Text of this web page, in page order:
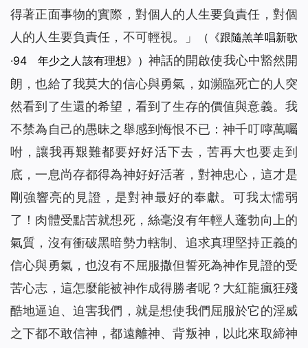
得著正面事物的實際，對個人的人生要負責任，對個
人的人生要負責任，不可輕視。
」
（《跟隨羔羊唱新歌
·94 年少之人該有理想》）神話的開啟使我心中豁然開
朗，也給了我莫大的信心與勇氣，如瀕臨死亡的人突
然看到了生還的希望，看到了生存的價值與意義。我
不禁為自己的愚昧之舉感到悔恨不已：神千叮嚀萬囑
咐，讓我再艱難都要好好活下去，苦再大也要走到
底，一息尚存都得為神好好活著，對神忠心，這才是
剛強響亮的見證，是對神最好的奉獻。可我太懦弱
了！肉體受點苦就想死，絲毫沒有年輕人蓬勃向上的
氣質，沒有衝破黑暗勢力轄制、追求真理堅持正義的
信心與勇氣，也沒有不屈服撒但誓死為神作見證的受
苦心志，這怎麼能被神作成得勝者呢？大紅龍瘋狂殘
酷地逼迫、迫害我們，就是想使我們屈服於它的淫威
之下都不敢信神，都遠離神、背叛神，以此來取締神